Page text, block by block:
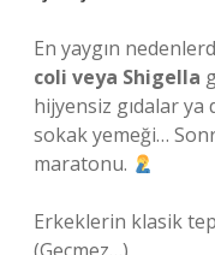
En yaygın
coli veya Shigella
hijyensiz gıdalar ya
sokak yemeği…
maratonu.
Erkeklerin klasik